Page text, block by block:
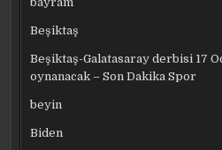
Beşiktaş
Beşiktaş-Galatasaray derbisi 17
oynanacak – Son Dakika Spor
beyin
Biden